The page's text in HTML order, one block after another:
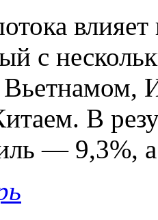
с
Вьетнамом,
В
— 9,3%,